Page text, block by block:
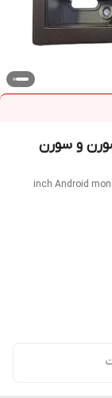
سمند سورن و سورن
7-inch Android